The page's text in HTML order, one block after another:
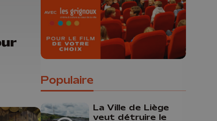
Populaire
La Ville de Liège
veut détruire le